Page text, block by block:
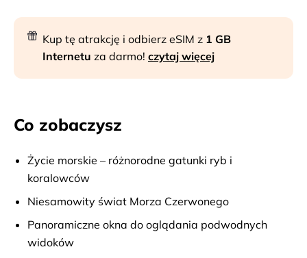
Kup tę atrakcję i odbierz eSIM z 1 GB
Internetu za darmo! czytaj więcej
Co zobaczysz
Życie morskie – różnorodne gatunki ryb i
koralowców
Niesamowity świat Morza Czerwonego
Panoramiczne okna do oglądania podwodnych
widoków